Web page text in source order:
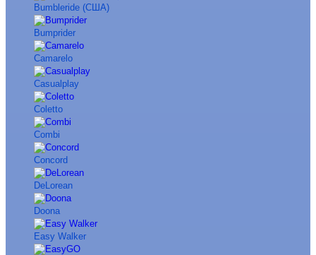
Bumbleride (США)
Bumprider
Camarelo
Casualplay
Coletto
Combi
Concord
DeLorean
Doona
Easy Walker